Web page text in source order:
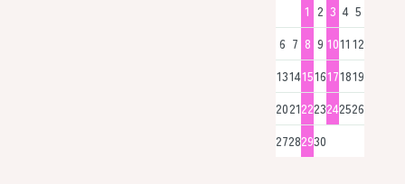
1 2 3 4 5
6 7 8 9 1011 12
13141516171819
20212223242526
27282930